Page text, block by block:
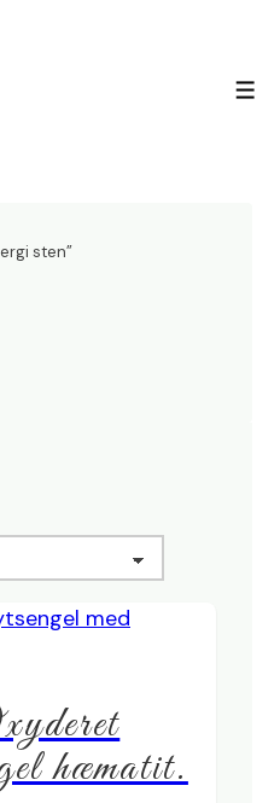
sten”
hæmatit.